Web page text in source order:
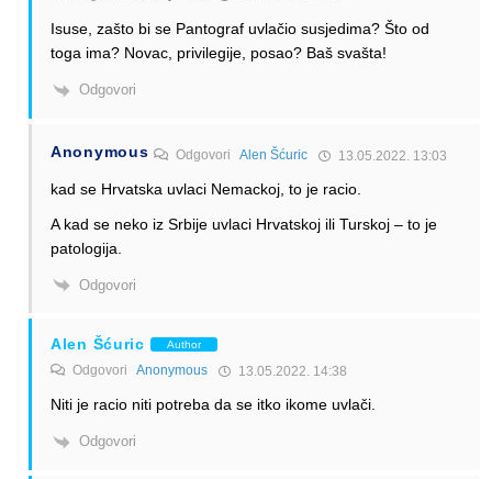
Isuse, zašto bi se Pantograf uvlačio susjedima? Što od
toga ima? Novac, privilegije, posao? Baš svašta!
Odgovori
Anonymous OdgovoriAlen Šćuric 13.05.2022. 13:03
kad se Hrvatska uvlaci Nemackoj, to je racio.
A kad se neko iz Srbije uvlaci Hrvatskoj ili Turskoj – to je
patologija.
Odgovori
Alen Šćuric Author
Odgovori Anonymous 13.05.2022. 14:38
Niti je racio niti potreba da se itko ikome uvlači.
Odgovori